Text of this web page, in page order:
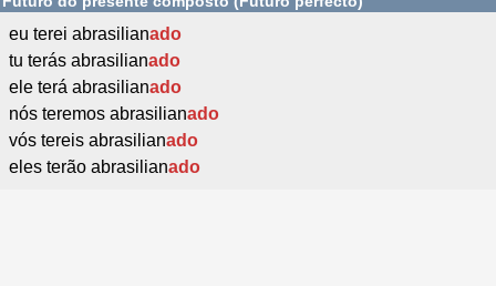
eu terei abrasilianado
tu terás abrasilianado
ele terá abrasilianado
nós teremos abrasilianado
vós tereis abrasilianado
eles terão abrasilianado